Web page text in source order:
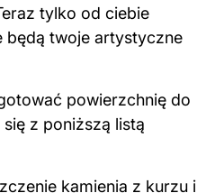
tylko od ciebie
będą twoje artystyczne
powierzchnię do
z poniższą listą
kamienia z kurzu i